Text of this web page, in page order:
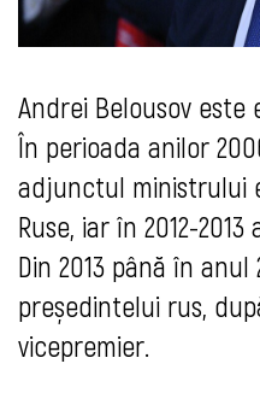
Andrei Belousov este
În perioada anilor
adjunctul ministrului
Ruse, iar în 2012-
Din 2013 până în
președintelui rus,
vicepremier.